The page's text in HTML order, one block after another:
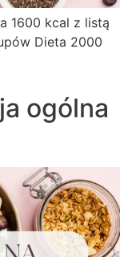
1600 kcal z listą
Dieta 2000
ogólna